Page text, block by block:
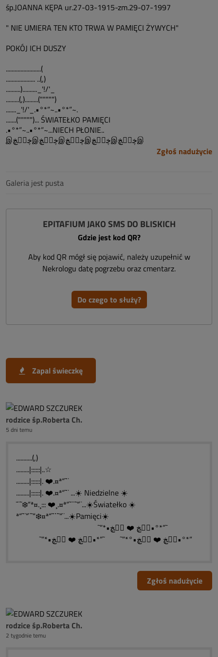
śp.JOANNA KĘPA ur.27-03-1915-zm.29-07-1997
" NIE UMIERA TEN KTO TRWA W PAMIĘCI ŻYWYCH"
POKÓJ ICH DUSZY
........................(
.................... ..(,)
..........).........._'!/'_
.........(,).........(""""")
......._'!/'_.•°*”~..•°*”~.
.......(""""")... ŚWIATEŁKO PAMIĘCI
.•°*”~..•°*”~...NIECH PŁONIE..
இڿڰۣڿஇڿڰۣڿஇڿڰۣڿஇڿڰۣڿஇڿڰۣڿஇ
Zgłoś nadużycie
Galeria jest pusta
EPITAFIUM JAKO SMS DO BLISKICH
Gdzie jest kod QR?
Aby kod QR mógł się pojawić, należy uzupełnić w
Nekrologu datę pogrzebu oraz cmentarz.
Do czego to służy?
Zapal świeczkę
rodzice śp.Roberta Ch.
5 dni temu
...........(,)
.........|::::::|..☆
.........|::::::|. ❤️.¤ª“˜¨
.........|::::::|. ❤️.¤ª“˜¨ ...☀️ Niedzielne ☀️
¯¨˜❄️“ª¤.¸::: ❤️¸.¤ª“˜¨¨˜“¨...☀️Światełko ☀️
ª“˜¨“¨˜“❄️¤ª“˜¨¨˜“¨...☀️Pamięci☀️
˜”*•ڰۣڿ ❤️ ڰۣڿ•°*”˜
˜”*•ڰۣڿ ❤️ ڰۣڿ•°*”˜ ˜”*•ڰۣڿ ❤️ ڰۣڿ•°*”
Zgłoś nadużycie
rodzice śp.Roberta Ch.
2 tygodnie temu